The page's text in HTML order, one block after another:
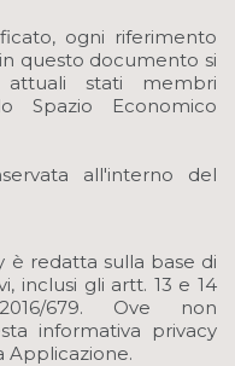
ogni riferimento
questo documento si
stati membri
Spazio Economico
all'interno del
è redatta sulla base di
inclusi gli artt. 13 e 14
679. Ove non
informativa privacy
Applicazione.